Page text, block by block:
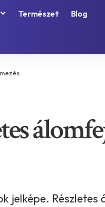
Természet Blog
jelképe. Részletes